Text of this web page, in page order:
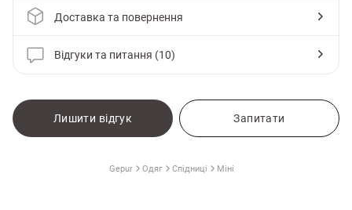
Доставка та повернення
Відгуки та питання (10)
Лишити відгук Запитати
Gepur Одяг Спідниці Міні